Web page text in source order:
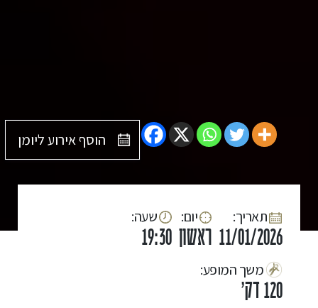
הוסף אירוע ליומן
:תאריך
11/01/2026
:יום
ראשון
:שעה
19:30
:משך המופע
120 דק'